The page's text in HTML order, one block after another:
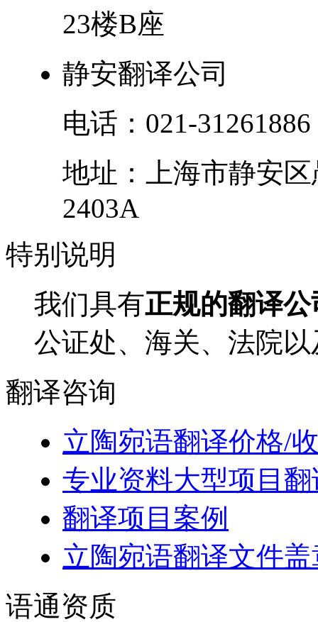
23楼B座
静安翻译公司
电话： 021-31261886
地址：
上海市静安区
2403A
特别 说明
我们具有正规的翻译
公证处、海关、法院
翻译咨询
立陶宛语翻译价格/
专业资料大型项目翻
翻译项目案例
立陶宛语翻译文件盖
语通资质